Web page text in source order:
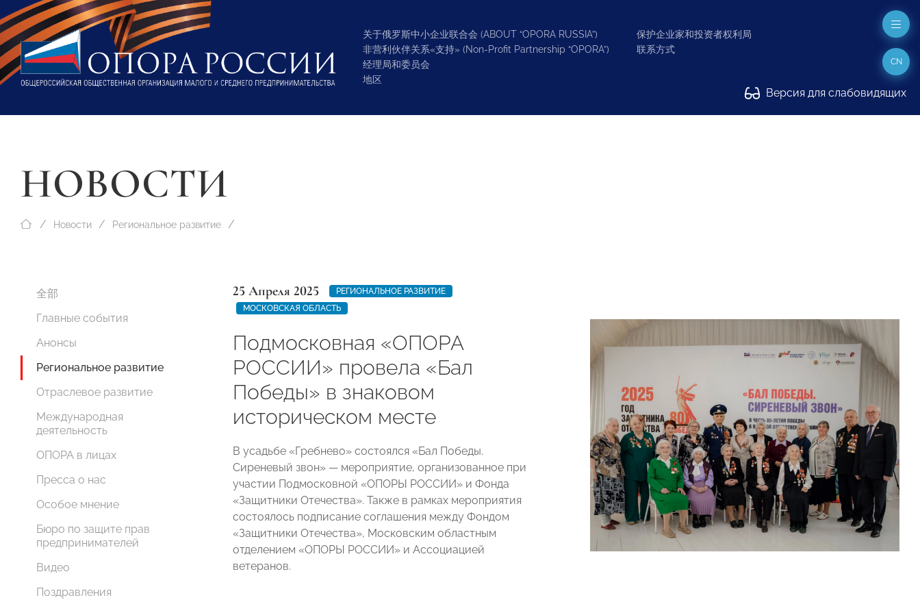
关于俄罗斯中小企业联合会 (ABOUT “OPORA RUSSIA”)
非营利伙伴关系«支持» (Non-Profit Partnership “OPORA”)
经理局和委员会
地区
保护企业家和投资者权利局
联系方式
Версия для слабовидящих
CN
НОВОСТИ
Новости Региональное развитие
全部
Главные события
Анонсы
Региональное развитие
Отраслевое развитие
Международная
деятельность
ОПОРА в лицах
Пресса о нас
Особое мнение
Бюро по защите прав
предпринимателей
Видео
Поздравления
25 Апреля 2025
РЕГИОНАЛЬНОЕ РАЗВИТИЕ
МОСКОВСКАЯ ОБЛАСТЬ
Подмосковная «ОПОРА
РОССИИ» провела «Бал
Победы» в знаковом
историческом месте
В усадьбе «Гребнево» состоялся «Бал Победы.
Сиреневый звон» — мероприятие, организованное при
участии Подмосковной «ОПОРЫ РОССИИ» и Фонда
«Защитники Отечества». Также в рамках мероприятия
состоялось подписание соглашения между Фондом
«Защитники Отечества», Московским областным
отделением «ОПОРЫ РОССИИ» и Ассоциацией
ветеранов.